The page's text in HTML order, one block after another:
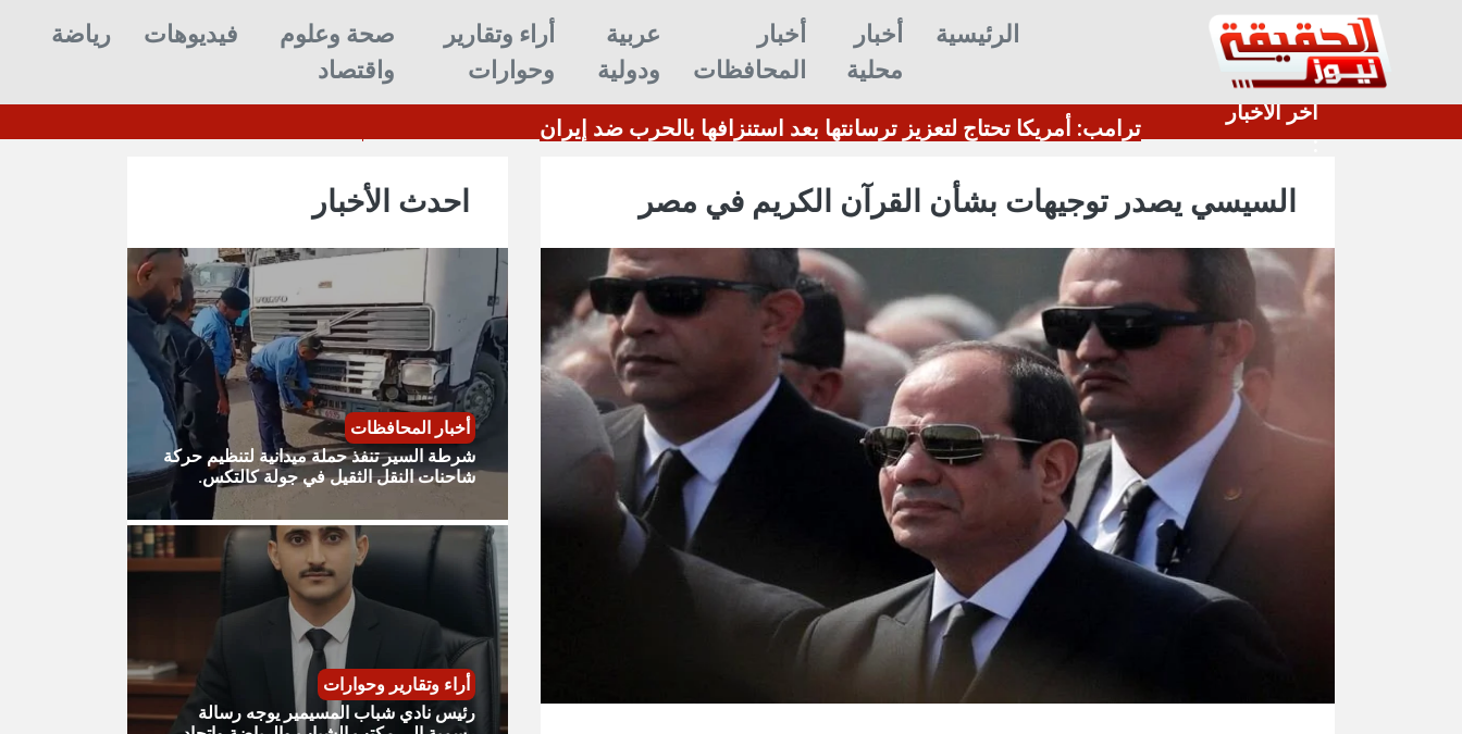
الرئيسية
أخبار
محلية
أخبار
المحافظات
عربية
ودولية
أراء وتقارير
وحوارات
صحة وعلوم
واقتصاد
فيديوهات رياضة
أخر الأخبار
:
تسحب طائرات التزود بالوقود من مطار بن غوريون ترامب: أمريكا تحتاج لتعزيز ترسانتها بعد استنزافها بالحرب ضد إيران
السيسي يصدر توجيهات بشأن القرآن الكريم في مصر احدث الأخبار
أخبار المحافظات
شرطة السير تنفذ حملة ميدانية لتنظيم حركة
شاحنات النقل الثقيل في جولة كالتكس.
أراء وتقارير وحوارات
رئيس نادي شباب المسيمير يوجه رسالة